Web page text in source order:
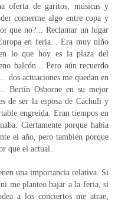
oferta de garitos, músicas y
comerme algo entre copa y
que no?... Reclamar un lugar
en feria... Era muy niño
lo que hoy es la plaza del
balcón... Pero aún recuerdo
dos actuaciones me quedan en
Bertín Osborne en su mejor
de ser la esposa de Cachuli y
engreída. Eran tiempos en
Ciertamente porque había
el año, pero también porque
que el actual.
una importancia relativa. Si
me planteo bajar a la feria, si
a los conciertos me atrae,